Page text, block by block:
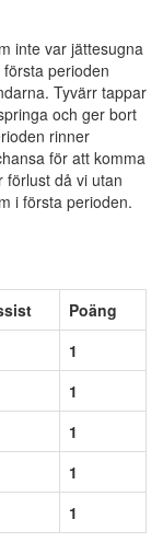
inte var jättesugna
perioden
Tyvärr tappar
och ger bort
rinner
för att komma
förlust då vi utan
i första perioden.
Poäng
1
1
1
1
1